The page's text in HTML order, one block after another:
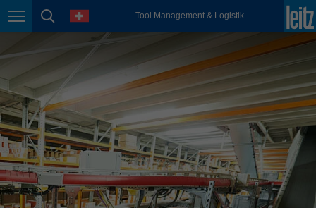
Seitennavigation
Seitensuche
Sprache Tool Management & Logistik
México
Nederland
nederlands
Österreich
deutsch
Polska
polski
Portugal